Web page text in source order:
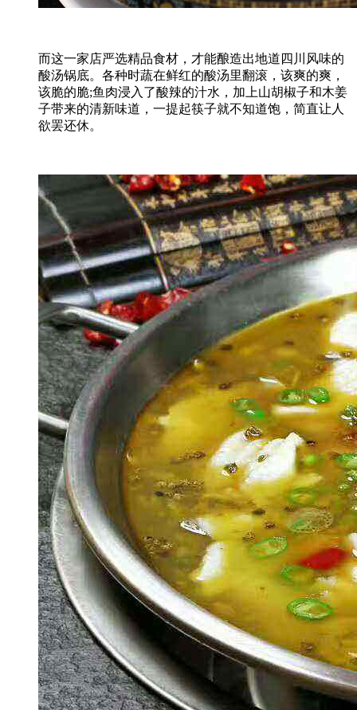
而这一家店严选精品食材，才能酿造出地道四川风味的
酸汤锅底。各种时蔬在鲜红的酸汤里翻滚，该爽的爽，
该脆的脆;鱼肉浸入了酸辣的汁水，加上山胡椒子和木姜
子带来的清新味道，一提起筷子就不知道饱，简直让人
欲罢还休。